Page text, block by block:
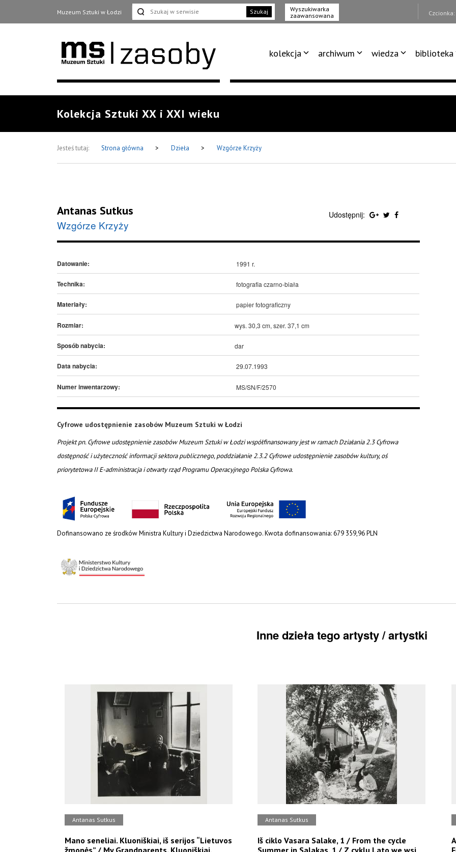
Muzeum Sztuki w Łodzi Szukaj
Wyszukiwarka
zaawansowana
Czcionka:
kolekcja archiwum wiedza biblioteka
Kolekcja Sztuki XX i XXI wieku
Jesteś tutaj: Strona główna > Dzieła > Wzgórze Krzyży
Antanas Sutkus
Wzgórze Krzyży
Udostępnij:
Datowanie: 1991 r.
Technika: fotografia czarno-biała
Materiały: papier fotograficzny
Rozmiar: wys. 30,3 cm, szer. 37,1 cm
Sposób nabycia: dar
Data nabycia: 29.07.1993
Numer inwentarzowy: MS/SN/F/2570
Cyfrowe udostępnienie zasobów Muzeum Sztuki w Łodzi
Projekt pn. Cyfrowe udostępnienie zasobów Muzeum Sztuki w Łodzi współfinansowany jest w ramach Działania 2.3 Cyfrowa
dostępność i użyteczność informacji sektora publicznego, poddziałanie 2.3.2 Cyfrowe udostępnienie zasobów kultury, oś
priorytetowa II E-administracja i otwarty rząd Programu Operacyjnego Polska Cyfrowa.
Dofinansowano ze środków Ministra Kultury i Dziedzictwa Narodowego. Kwota dofinansowania: 679 359,96 PLN
Inne dzieła tego artysty / artystki
Antanas Sutkus
Mano seneliai. Kluoniškiai, iš serijos “Lietuvos
Antanas Sutkus
Iš ciklo Vasara Salake, 1 / From the cycle